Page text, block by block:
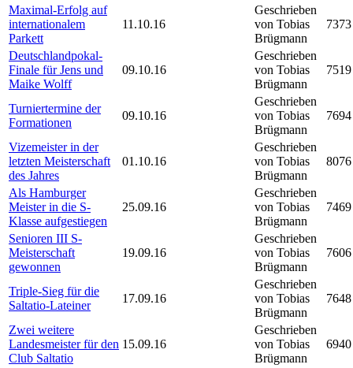
Maximal-Erfolg auf
internationalem
Parkett
11.10.16
Geschrieben
von Tobias
Brügmann
7373
Deutschlandpokal-
Finale für Jens und
Maike Wolff
09.10.16
Geschrieben
von Tobias
Brügmann
7519
Turniertermine der
Formationen
09.10.16
Geschrieben
von Tobias
Brügmann
7694
Vizemeister in der
letzten Meisterschaft
des Jahres
01.10.16
Geschrieben
von Tobias
Brügmann
8076
Als Hamburger
Meister in die S-
Klasse aufgestiegen
25.09.16
Geschrieben
von Tobias
Brügmann
7469
Senioren III S-
Meisterschaft
gewonnen
19.09.16
Geschrieben
von Tobias
Brügmann
7606
Triple-Sieg für die
Saltatio-Lateiner
17.09.16
Geschrieben
von Tobias
Brügmann
7648
Zwei weitere
Landesmeister für den
Club Saltatio
15.09.16
Geschrieben
von Tobias
Brügmann
6940